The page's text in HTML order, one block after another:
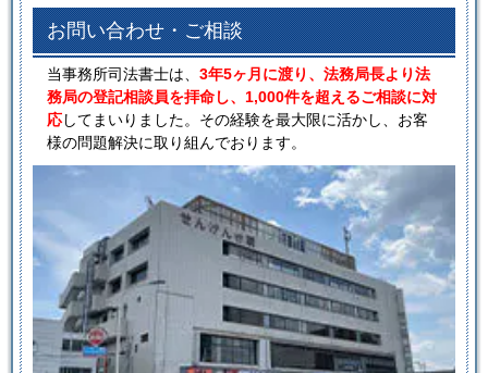
お問い合わせ・ご相談
当事務所司法書士は、 3年5ヶ月に渡り、法務局長より法
務局の登記相談員を拝命し、1,000件を超えるご相談に対
応してまいりました。その経験を最大限に活かし、お客
様の問題解決に取り組んでおります。